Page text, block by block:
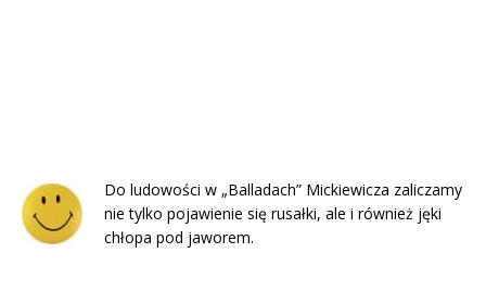
Do ludowości w „Balladach” Mickiewicza zaliczamy
nie tylko pojawienie się rusałki, ale i również jęki
chłopa pod jaworem.